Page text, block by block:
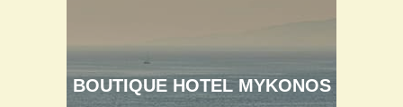
BOUTIQUE HOTEL MYKONOS